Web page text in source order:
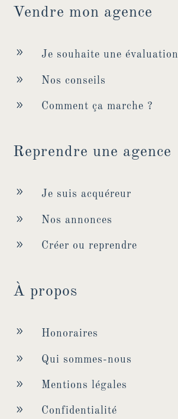
Vendre mon agence
9 Je souhaite une évaluation
9 Nos conseils
9 Comment ça marche ?
Reprendre une agence
9 Je suis acquéreur
9 Nos annonces
9 Créer ou reprendre
À propos
9 Honoraires
9 Qui sommes-nous
9 Mentions légales
9 Confidentialité